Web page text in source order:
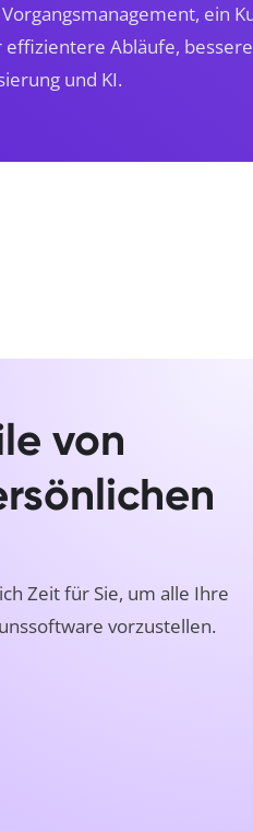
ein
Abläufe,
und KI.
von
Zeit für Sie, um alle Ihre
vorzustellen.